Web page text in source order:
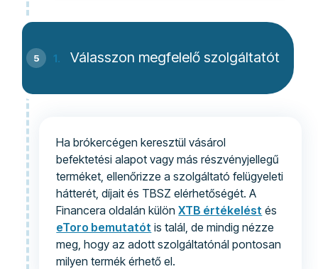
Válasszon megfelelő szolgáltatót
Ha brókercégen keresztül vásárol
befektetési alapot vagy más részvényjellegű
terméket, ellenőrizze a szolgáltató felügyeleti
hátterét, díjait és TBSZ elérhetőségét. A
Financera oldalán különXTB értékelést és
eToro bemutatót is talál, de mindig nézze
meg, hogy az adott szolgáltatónál pontosan
milyen termék érhető el.